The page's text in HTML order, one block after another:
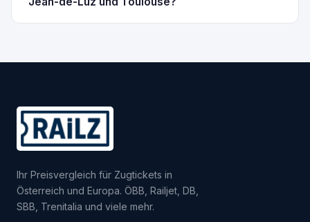
Ihr Preisvergleich für Zugtickets in
Österreich und Europa. ÖBB, Railjet, DB,
SBB, Trenitalia und viele mehr.